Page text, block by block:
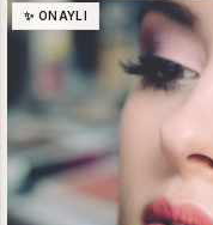
✨ ONAYLI